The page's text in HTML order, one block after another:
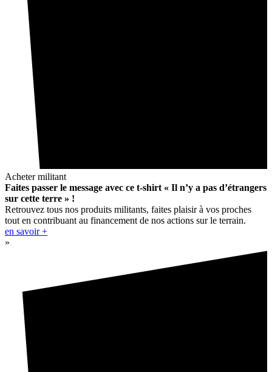
Acheter militant
Faites passer le message avec ce t-shirt « Il n’y a pas d’étrangers
sur cette terre » !
Retrouvez tous nos produits militants, faites plaisir à vos proches
tout en contribuant au financement de nos actions sur le terrain.
en savoir +
»